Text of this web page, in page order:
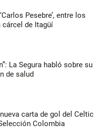
Pesebre’, entre los
de Itagüí
La Segura habló sobre su
de salud
carta de gol del Celtic
Colombia